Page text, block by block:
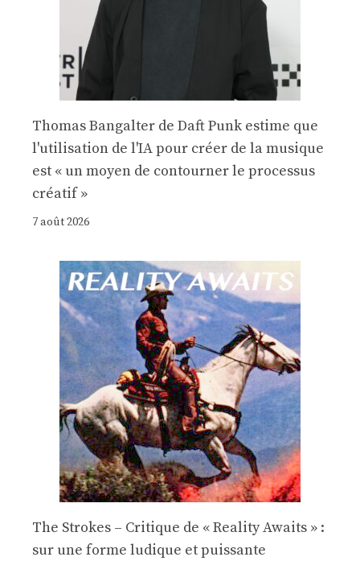
Thomas Bangalter de Daft Punk estime que
l'utilisation de l'IA pour créer de la musique
est « un moyen de contourner le processus
créatif »
7 août 2026
The Strokes – Critique de « Reality Awaits » :
sur une forme ludique et puissante